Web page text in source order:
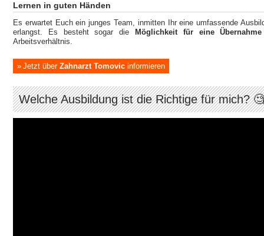
Lernen in guten Händen
Es erwartet Euch ein junges Team, inmitten Ihr eine umfassende
erlangst. Es besteht sogar die
Möglichkeit für eine Übernahme
Arbeitsverhältnis.
Jetzt über Zahnarzt Tomovic informieren
Welche Ausbildung ist die Richtige für mich?